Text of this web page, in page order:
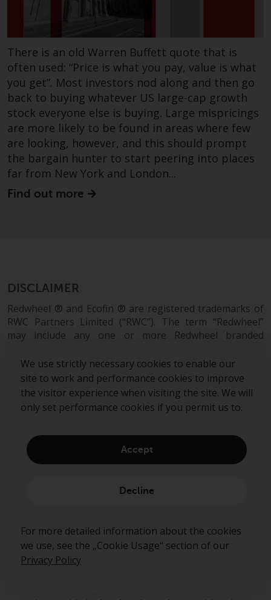
We use strictly necessary cookies to enable our
site to work and performance cookies to improve
the visitor experience when visiting the site. We will
only set performance cookies if you permit us to.
Accept
Decline
For more detailed information about the cookies
we use, see the „Cookie Usage“ section of our
Privacy Policy
There is an old Warren Buffett quote that is
often used: “Price is what you pay, value is what
you get”. Most investors nod along and then go
back to buying whatever US large-cap growth
stock everyone else is buying. Large mispricings
are more likely to be found in areas where few
are looking, however, and this should prompt
the bargain hunter to start peering into places
far from New York and London...
Find out more
DISCLAIMER
Redwheel ® and Ecofin ® are registered trademarks of
RWC Partners Limited (“RWC”). The term “Redwheel”
may include any one or more Redwheel branded
LLP, which is authorised and regulated by the UK
Financial Conduct Authority and the US Securities and
Exchange Commission (“SEC”); RWC Asset Advisors (US)
LLC, which is registered with the SEC; RWC Singapore
(Pte) Limited, which is licensed as a Licensed Fund
Singapore; Redwheel Australia Pty Ltd is an Australian
Financial Services Licensee with the Australian Securities
and Investment Commission; and Redwheel Europe
Danish Financial Supervisory Authority.
otherwise provide services, to more than one product
pursuing a similar investment strategy or focus to the
product detailed in this document. Redwheel and RWC